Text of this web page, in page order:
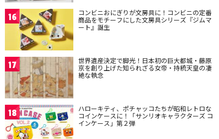
16 コンビニおにぎりが文房具に！コンビニの定番
商品をモチーフにした文房具シリーズ『ジムマ
ート』誕生
17 世界遺産決定で脚光！日本初の巨大都城・藤原
京を創り上げた知られざる女帝・持統天皇の凄
絶な執念
18 ハローキティ、ポチャッコたちが昭和レトロな
コインケースに！「サンリオキャラクターズ コ
インケース」第２弾